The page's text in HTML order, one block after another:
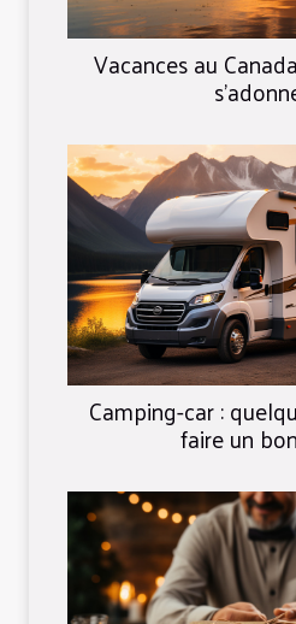
Vacances au
Camping-car :
faire un